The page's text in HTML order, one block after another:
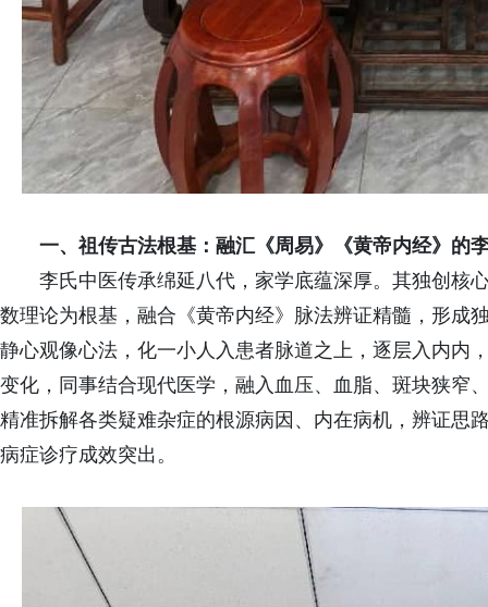
一、祖传古法根基：融汇《周易》《黄帝内经》的
李氏中医传承绵延八代，家学底蕴深厚。其独创核
数理论为根基，融合《黄帝内经》脉法辨证精髓，形成
静心观像心法，化一小人入患者脉道之上，逐层入内内
变化，同事结合现代医学，融入血压、血脂、斑块狭窄
精准拆解各类疑难杂症的根源病因、内在病机，辨证思
病症诊疗成效突出。